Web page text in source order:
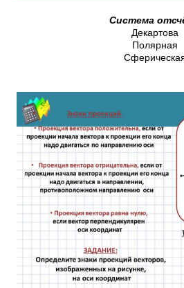
Система
Декартова
Полярная